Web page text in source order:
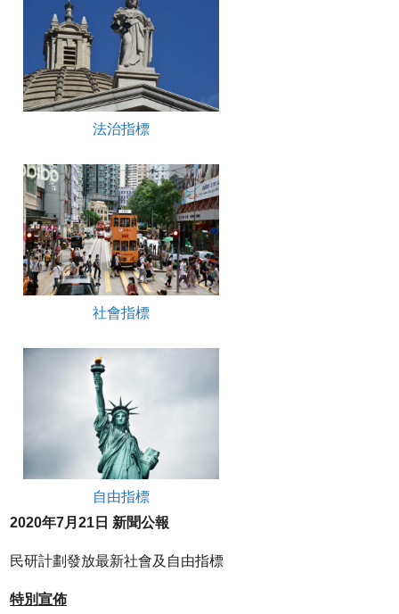
法治指標
社會指標
自由指標
2020年7月 21 日 新聞公報
民研計劃發放最新社會及自由指標
特別宣佈